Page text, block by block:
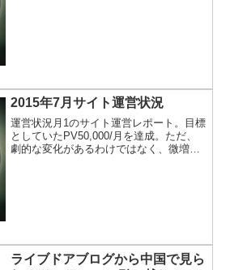
2015年7月サイト運営状況
運営状況月1のサイト運営レポート。目標
としていたPV50,000/月を達成。ただ、
劇的な変化があるわけではなく、微増が
ライブドアブログから中国で見ら